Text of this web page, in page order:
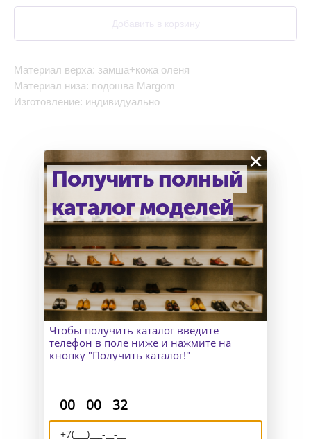
Добавить в корзину
Материал верха: замша+кожа оленя
Материал низа: подошва Margom
Изготовление: индивидуально
Доставка и возврат
В Москве к Вам приедет
замерщик, а для клиентов
из других городов организуем
удаленный пошив и отправим
макеты для снятия мерок.
Как узнать точный размер?
Отправляем Вашу обувь по всему
Получить полный
каталог моделей
×
Чтобы получить каталог введите
телефон в поле ниже и нажмите на
кнопку "Получить каталог!"
00 00 32